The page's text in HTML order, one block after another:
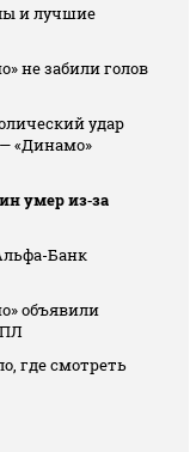
и лучшие
не забили голов
удар
«Динамо»
умер из‑за
Банк
объявили
где смотреть